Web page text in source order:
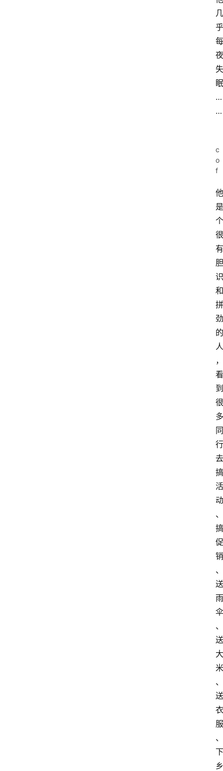
几
乎
每
夜
失
眠
…
…
c
o
f
他
是
个
很
有
胆
识
和
拼
劲
的
人
，
看
到
很
多
同
行
去
搞
活
动
、
搞
促
销
、
送
雨
伞
、
送
大
米
、
送
衣
服
、
下
乡